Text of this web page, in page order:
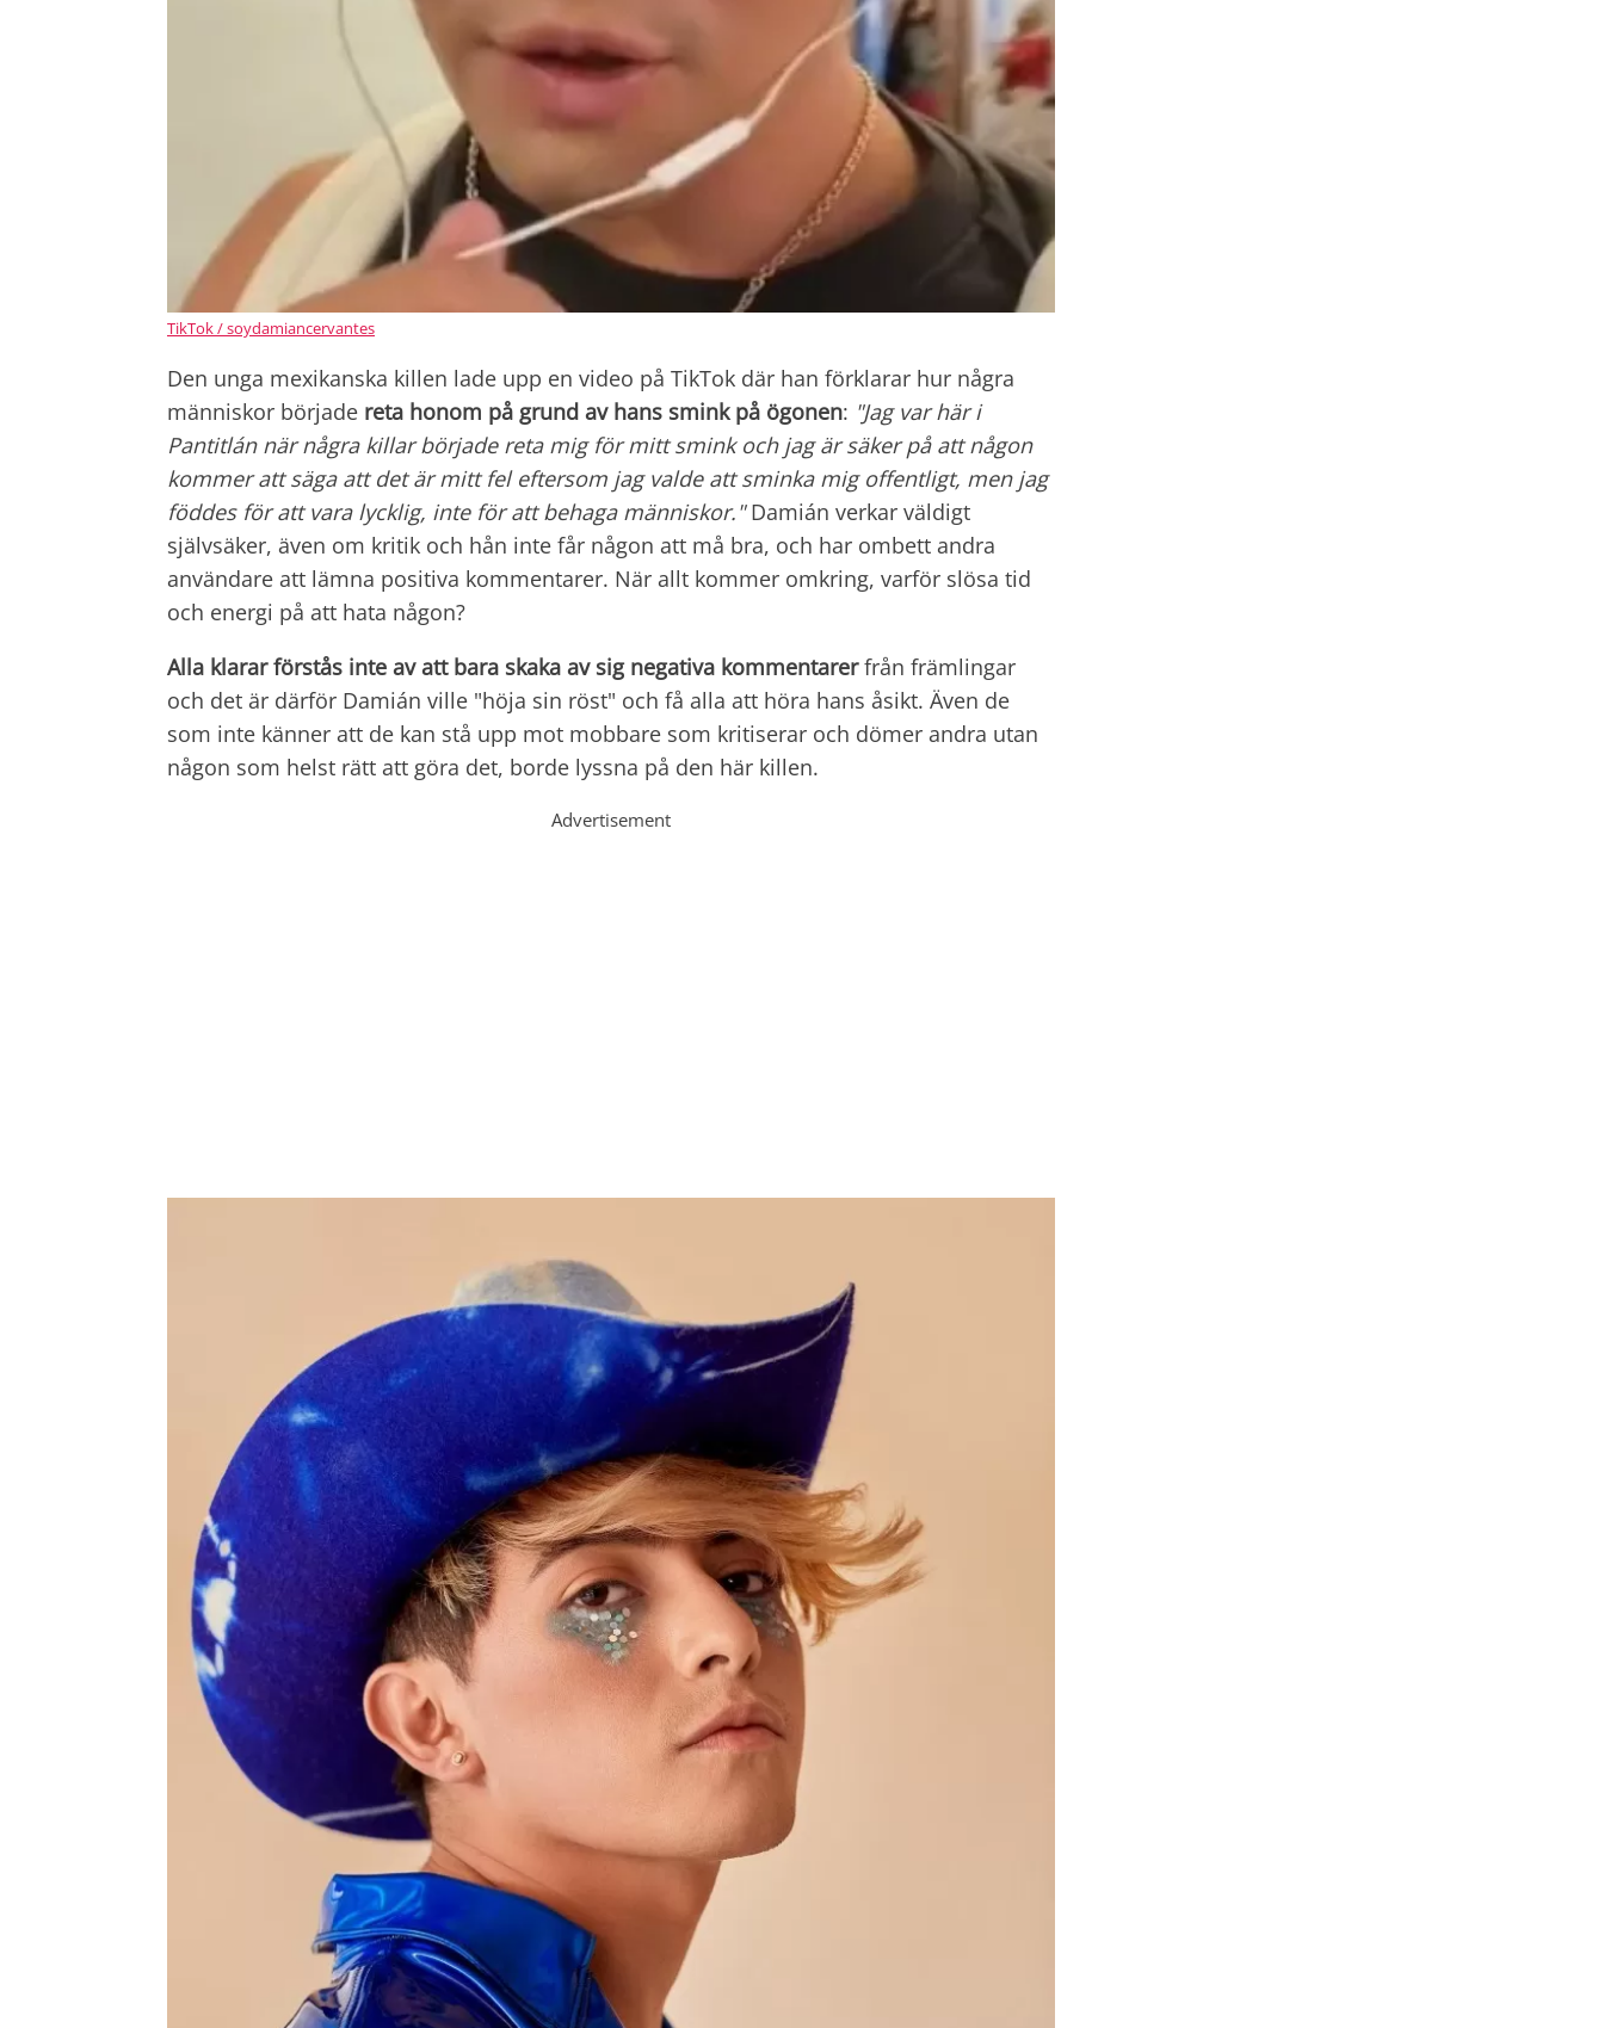
TikTok / soydamiancervantes
Den unga mexikanska killen lade upp en video på TikTok där han förklarar hur några
människor började reta honom på grund av hans smink på ögonen: "Jag var här i
Pantitlán när några killar började reta mig för mitt smink och jag är säker på att någon
kommer att säga att det är mitt fel eftersom jag valde att sminka mig offentligt, men jag
föddes för att vara lycklig, inte för att behaga människor."Damián verkar väldigt
självsäker, även om kritik och hån inte får någon att må bra, och har ombett andra
användare att lämna positiva kommentarer. När allt kommer omkring, varför slösa tid
och energi på att hata någon?
Alla klarar förstås inte av att bara skaka av sig negativa kommentarerfrån främlingar
och det är därför Damián ville "höja sin röst" och få alla att höra hans åsikt. Även de
som inte känner att de kan stå upp mot mobbare som kritiserar och dömer andra utan
någon som helst rätt att göra det, borde lyssna på den här killen.
Advertisement